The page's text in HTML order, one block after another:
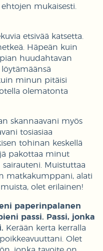
mukaisesti.
etsivää katsetta.
Häpeän kuin
huudahtavan
minun pitäisi
olematonta
skannaavani myös
tosiasiaa
tohinan keskellä
pakottaa minut
Muistuttaa
matkakumppani, alati
olet erilainen!
paperinpalanen
passi. Passi, jonka
Kerään kerta kerralla
Olet